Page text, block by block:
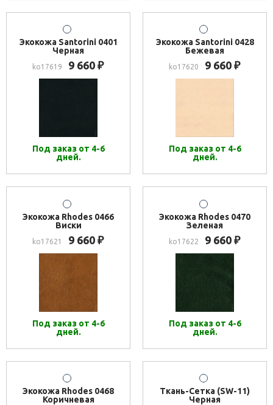
Экокожа Santorini 0401
Черная
ko17619 9 660 ₽
Под заказ от 4-6
дней.
Экокожа Santorini 0428
Бежевая
ko17620 9 660 ₽
Под заказ от 4-6
дней.
Экокожа Rhodes 0466
Виски
ko17621 9 660 ₽
Под заказ от 4-6
дней.
Экокожа Rhodes 0470
Зеленая
ko17622 9 660 ₽
Под заказ от 4-6
дней.
Экокожа Rhodes 0468
Коричневая
Ткань-Сетка (SW-11)
Черная